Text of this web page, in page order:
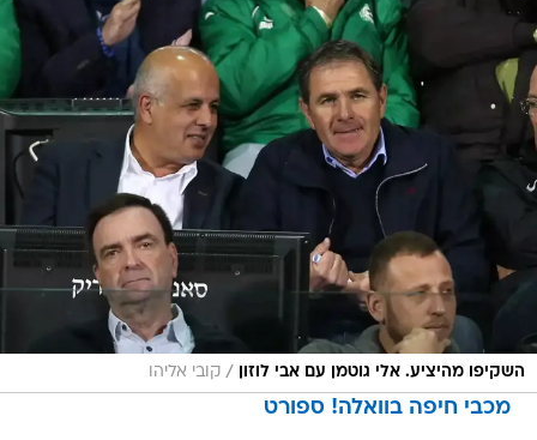
השקיפו מהיציע. אלי גוטמן עם אבי לוזון / קובי אליהו
מכבי חיפה בוואלה! ספורט